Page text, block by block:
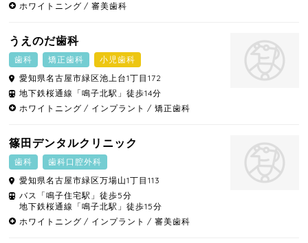
ホワイトニング
審美歯科
うえのだ歯科
歯科 矯正歯科
小児歯科
愛知県名古屋市緑区池上台1丁目172
地下鉄桜通線「鳴子北駅」徒歩14分
ホワイトニング
インプラント 矯正歯科
篠田デンタルクリニック
歯科
歯科口腔外科
愛知県名古屋市緑区万場山1丁目113
バス「鳴子住宅駅」徒歩5分
地下鉄桜通線「鳴子北駅」徒歩15分
ホワイトニング
インプラント 審美歯科